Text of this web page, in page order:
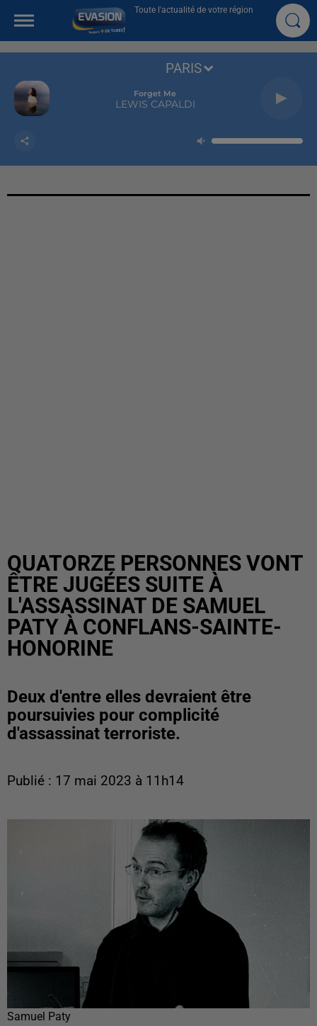
Toute l'actualité de votre région
Forget Me
LEWIS CAPALDI
PARIS
QUATORZE PERSONNES VONT
ÊTRE JUGÉES SUITE À
L'ASSASSINAT DE SAMUEL
PATY À CONFLANS-SAINTE-
HONORINE
Deux d'entre elles devraient être
poursuivies pour complicité
d'assassinat terroriste.
Publié : 17 mai 2023 à 11h14
Samuel Paty